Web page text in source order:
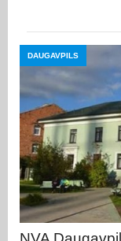
DAUGAVPILS